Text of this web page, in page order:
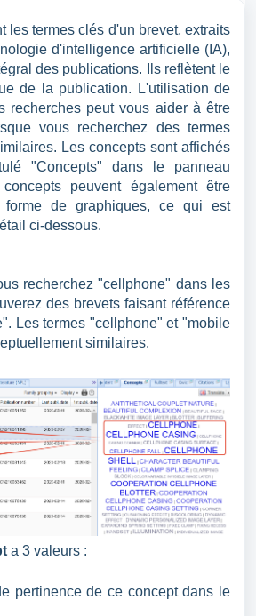
les termes clés d'un brevet, extraits
d'intelligence artificielle (IA),
des publications. Ils reflètent le
de la publication. L'utilisation de
recherches peut vous aider à être
vous recherchez des termes
Les concepts sont affichés
"Concepts" dans le panneau
peuvent également être
forme de graphiques, ce qui est
ci-dessous.
recherchez "cellphone" dans les
des brevets faisant référence
Les termes "cellphone" et "mobile
similaires.
a 3 valeurs :
pertinence de ce concept dans le